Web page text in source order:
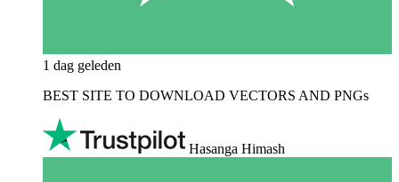
1 dag geleden
BEST SITE TO DOWNLOAD VECTORS AND PNGs
Hasanga Himash